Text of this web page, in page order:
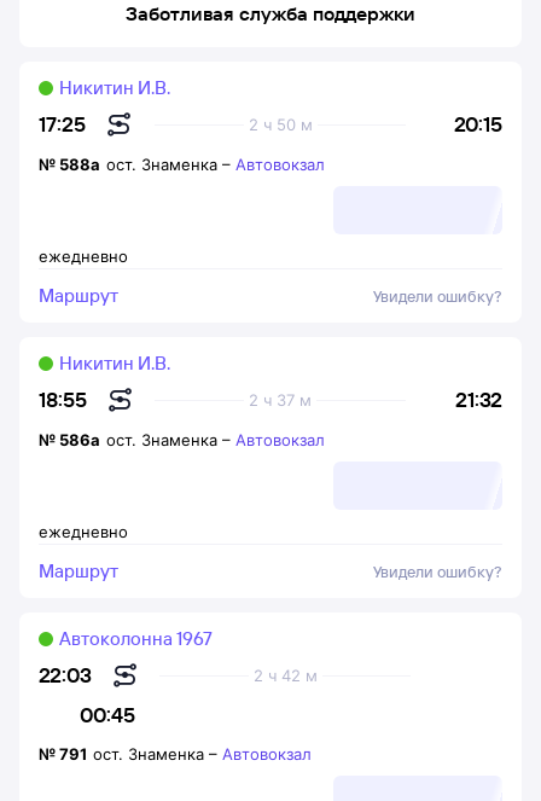
Заботливая служба поддержки
17:25 20:15
2 ч 50 м
Никитин И.В.
ежедневно
№ 588а ост. Знаменка – Автовокзал
Маршрут Увидели ошибку?
18:55 21:32
2 ч 37 м
Никитин И.В.
ежедневно
№ 586а ост. Знаменка – Автовокзал
Маршрут Увидели ошибку?
22:03
00:45
2 ч 42 м
Автоколонна 1967
№791 ост. Знаменка – Автовокзал